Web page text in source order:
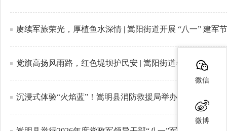
赓续军旅荣光，厚植鱼水深情 | 嵩阳街道开展 “八一” 建军
党旗高扬风雨路，红色堤坝护民安 | 嵩阳街道各级党组织
沉浸式体验“火焰蓝”！嵩明县消防救援局举办暑期消防夏
微信
微博